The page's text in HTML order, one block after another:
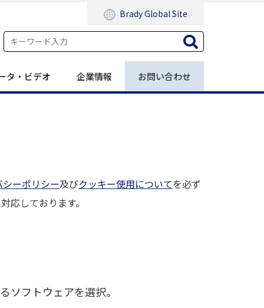
Brady Global Site
タ・ビデオ 企業情報 お問い合わせ
ーポリシー及びクッキー使用についてを必ず
応しております。
ソフトウェアを選択。